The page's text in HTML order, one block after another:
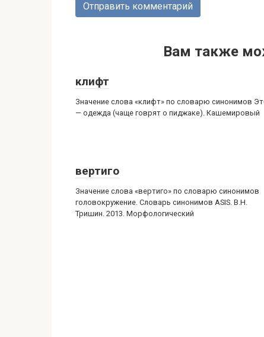
Вам также
клифт
Значение слова «клифт» по словарю синонимов
— одежда (чаще говрят о пиджаке). Кашемировый
вертиго
Значение слова «вертиго» по словарю синонимов
головокружение. Словарь синонимов ASIS. В.Н.
Тришин. 2013. Морфологический